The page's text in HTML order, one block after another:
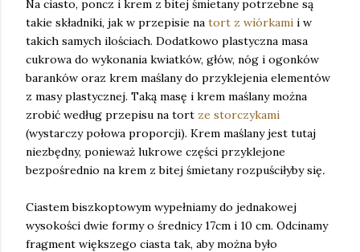
Na ciasto, poncz i krem z bitej śmietany potrzebne są
takie składniki, jak w przepisie na tort z wìórkami i w
takich samych ilościach. Dodatkowo plastyczna masa
cukrowa do wykonania kwiatków, głów, nóg i ogonków
baranków oraz krem maślany do przyklejenia elementów
z masy plastycznej. Taką masę i krem maślany można
zrobić według przepisu na tort ze storczykami
(wystarczy połowa proporcji). Krem maślany jest tutaj
niezbędny, ponieważ lukrowe części przyklejone
bezpośrednio na krem z bitej śmietany rozpuściłyby się.
Ciastem biszkoptowym wypełniamy do jednakowej
wysokości dwie formy o średnicy 17cm i 10 cm. Odcinamy
fragment większego ciasta tak, aby można było